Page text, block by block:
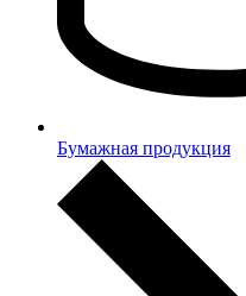
Бумажная продукция